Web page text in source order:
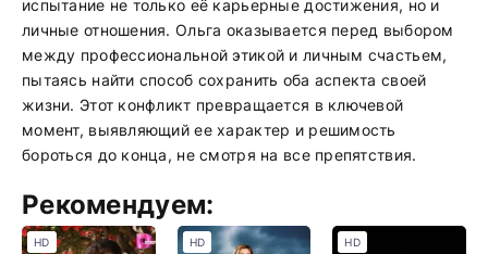
испытание не только её карьерные достижения, но и
личные отношения. Ольга оказывается перед выбором
между профессиональной этикой и личным счастьем,
пытаясь найти способ сохранить оба аспекта своей
жизни. Этот конфликт превращается в ключевой
момент, выявляющий ее характер и решимость
бороться до конца, не смотря на все препятствия.
Рекомендуем:
HD HD HD